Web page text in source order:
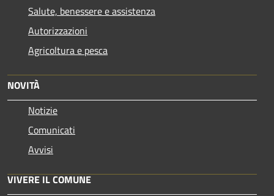
Salute, benessere e assistenza
Autorizzazioni
Agricoltura e pesca
NOVITÀ
Notizie
Comunicati
Avvisi
VIVERE IL COMUNE